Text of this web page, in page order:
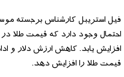
فیل استریبل کارشناس برجسته
افزایش یابد. کاهش ارزش دلار و
قیمت طلا را افزایش دهد.